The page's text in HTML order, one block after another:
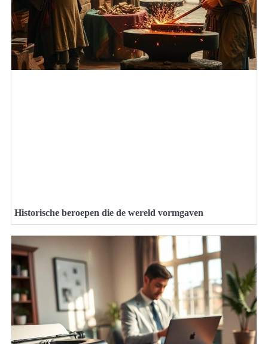
Historische beroepen die de wereld vormgaven